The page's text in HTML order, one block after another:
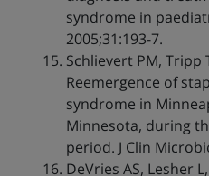
syndrome in
2005;31:193-7.
Schlievert PM, Tripp
Reemergence of
syndrome in
Minnesota, during
period. J Clin
DeVries AS, Lesher